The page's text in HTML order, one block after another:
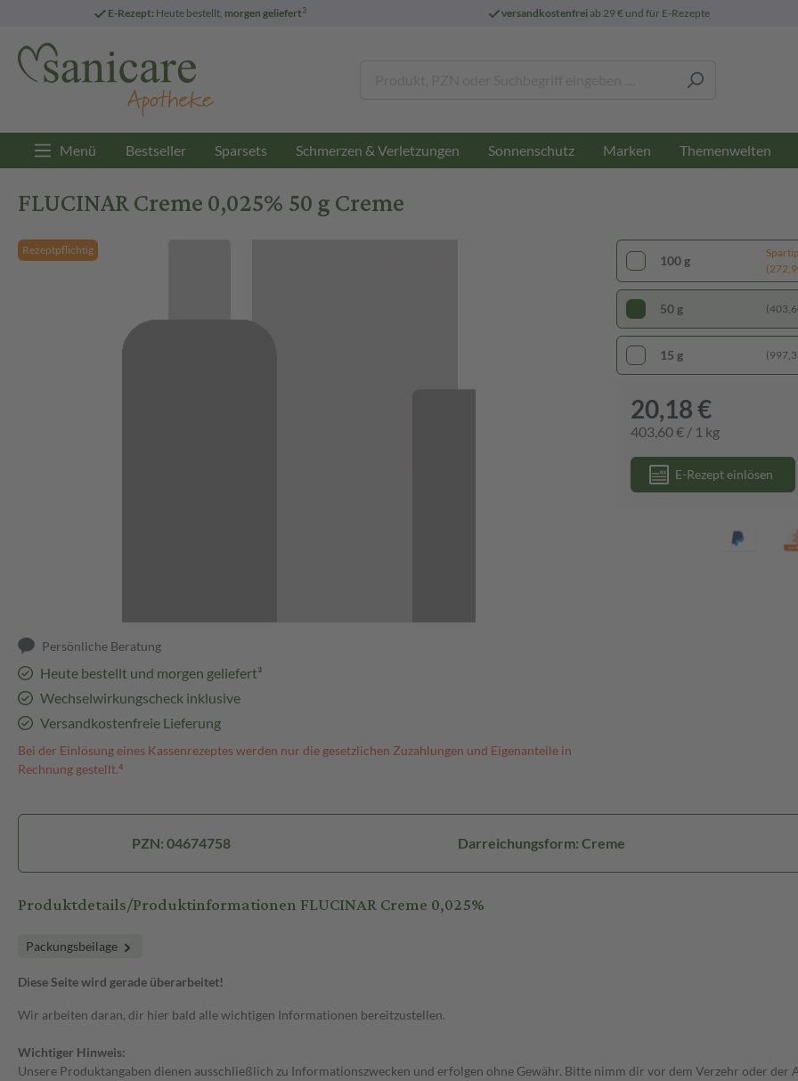
E-Rezept: Heute bestellt, morgen geliefert3 versandkostenfreiab 29 € und für E-Rezepte
Menü Bestseller Sparsets Schmerzen & Verletzungen Sonnenschutz Marken Themenwelten
FLUCINAR Creme 0,025% 50 g Creme
Rezeptpflichtig
Persönliche Beratung
Heute bestellt und morgen geliefert³
Wechselwirkungscheck inklusive
Versandkostenfreie Lieferung
Bei der Einlösung eines Kassenrezeptes werden nur die gesetzlichen Zuzahlungen und Eigenanteile in
Rechnung gestellt.⁴
100 g
50 g
15 g
20,18 €
403,60 € / 1 kg
E-Rezept einlösen
PZN: 04674758 Darreichungsform: Creme
Produktdetails/Produktinformationen FLUCINAR Creme 0,025%
Packungsbeilage
Diese Seite wird gerade überarbeitet!
Wir arbeiten daran, dir hier bald alle wichtigen Informationen bereitzustellen.
Wichtiger Hinweis:
Unsere Produktangaben dienen ausschließlich zu Informationszwecken und erfolgen ohne Gewähr. Bitte nimm dir vor dem Verzehr oder